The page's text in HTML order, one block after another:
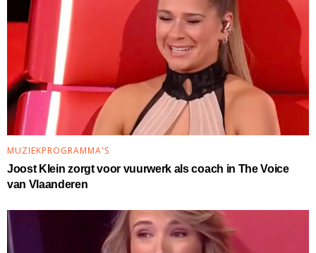
MUZIEKPROGRAMMA'S
Joost Klein zorgt voor vuurwerk als coach in The Voice
van Vlaanderen